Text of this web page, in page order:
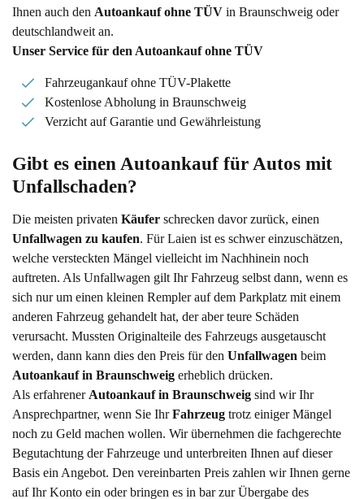
Ihnen auch den Autoankauf ohne TÜV in Braunschweig oder
deutschlandweit an.
Unser Service für den Autoankauf ohne TÜV
Fahrzeugankauf ohne TÜV-Plakette
Kostenlose Abholung in Braunschweig
Verzicht auf Garantie und Gewährleistung
Gibt es einen Autoankauf für Autos mit
Unfallschaden?
Die meisten privaten Käufer schrecken davor zurück, einen
Unfallwagen zu kaufen. Für Laien ist es schwer einzuschätzen,
welche versteckten Mängel vielleicht im Nachhinein noch
auftreten. Als Unfallwagen gilt Ihr Fahrzeug selbst dann, wenn es
sich nur um einen kleinen Rempler auf dem Parkplatz mit einem
anderen Fahrzeug gehandelt hat, der aber teure Schäden
verursacht. Mussten Originalteile des Fahrzeugs ausgetauscht
werden, dann kann dies den Preis für den Unfallwagen beim
Autoankauf in Braunschweig erheblich drücken.
Als erfahrener Autoankauf in Braunschweig sind wir Ihr
Ansprechpartner, wenn Sie IhrFahrzeug trotz einiger Mängel
noch zu Geld machen wollen. Wir übernehmen die fachgerechte
Begutachtung der Fahrzeuge und unterbreiten Ihnen auf dieser
Basis ein Angebot. Den vereinbarten Preis zahlen wir Ihnen gerne
auf Ihr Konto ein oder bringen es in bar zur Übergabe des